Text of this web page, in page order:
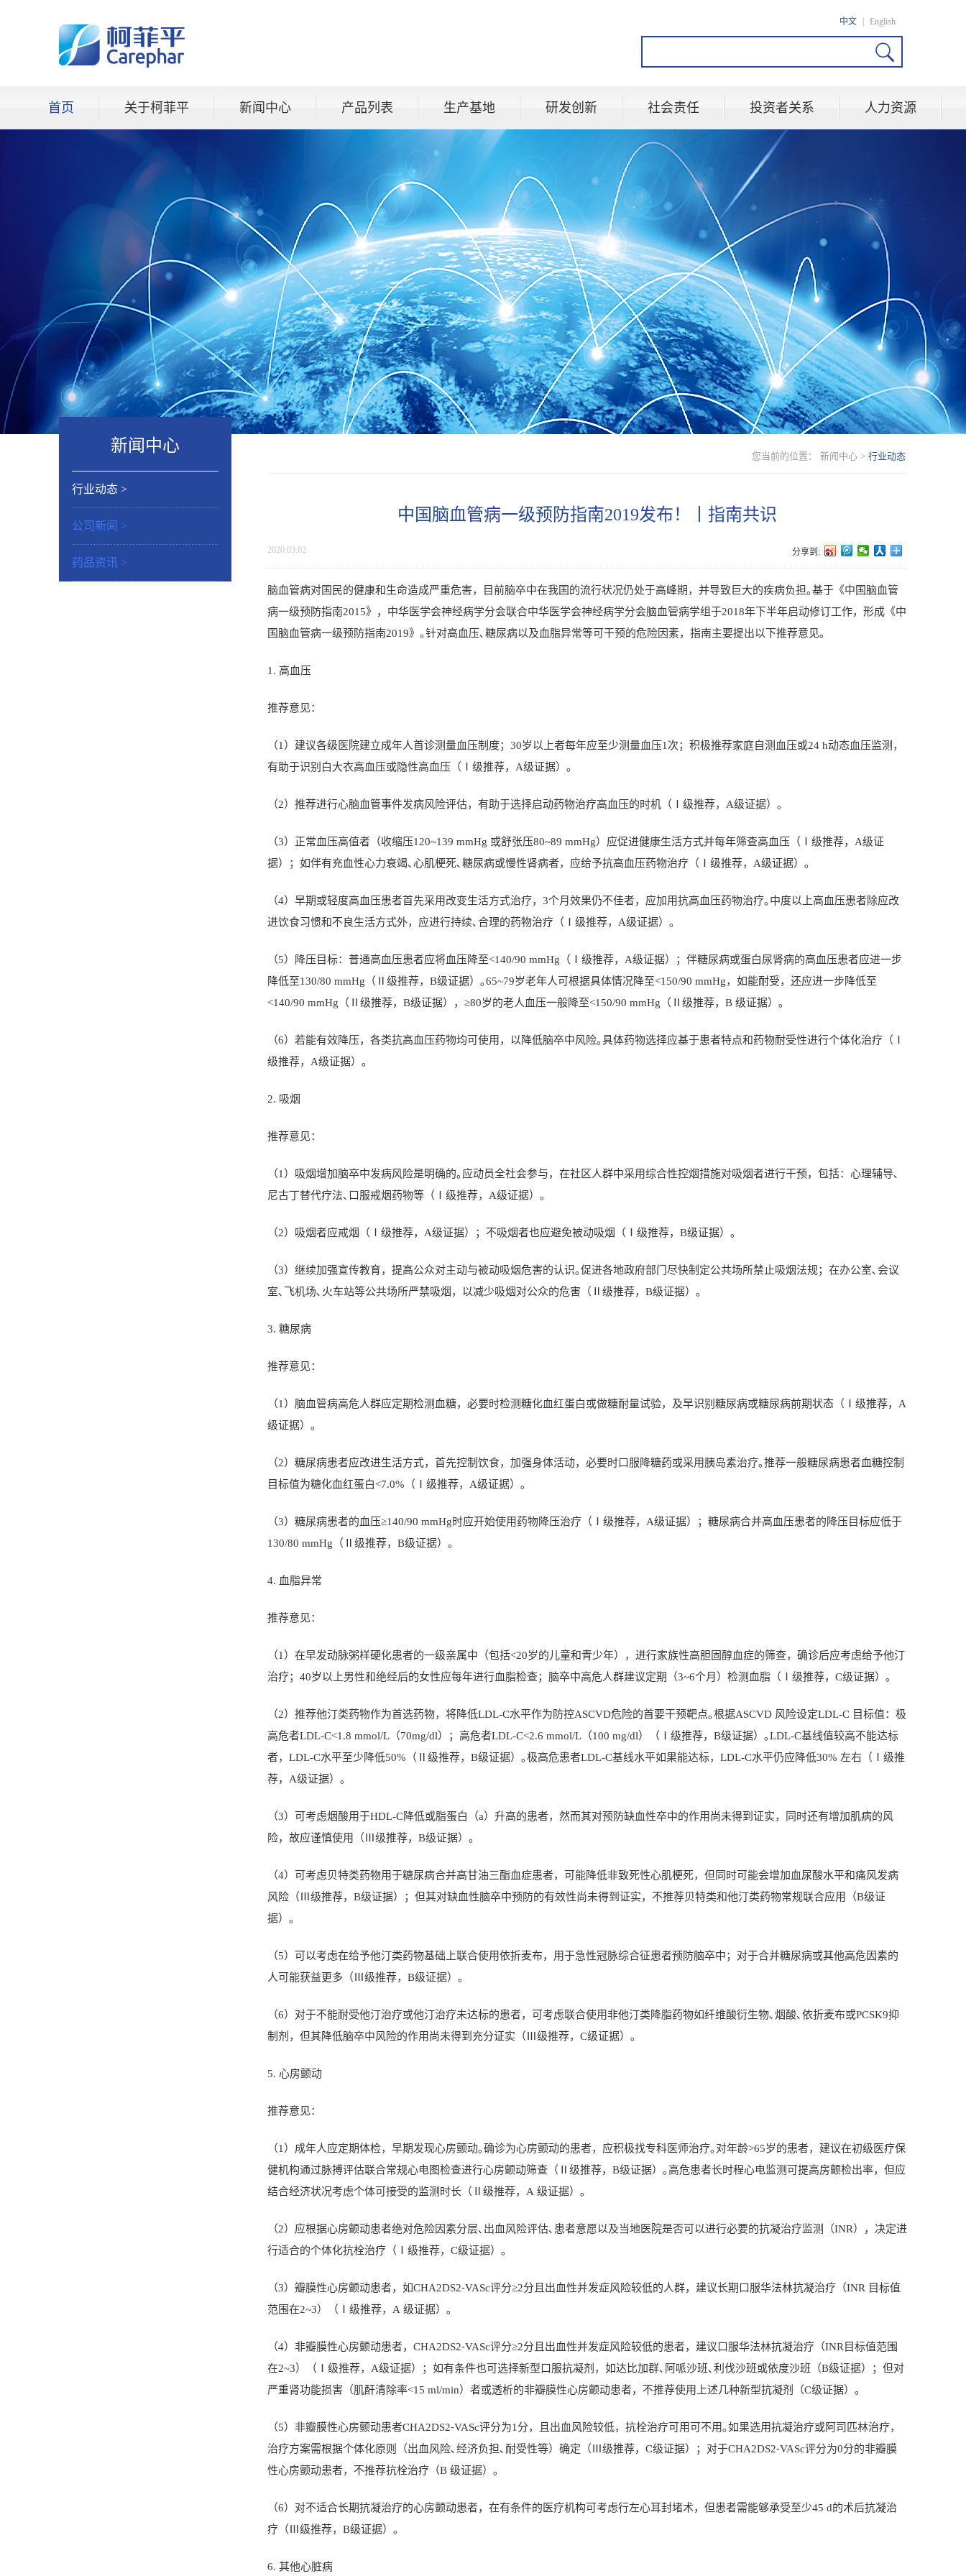
中文 English
首页 关于柯菲平 新闻中心 产品列表 生产基地 研发创新 社会责任 投资者关系 人力资源
新闻中心
行业动态 >
公司新闻 >
药品资讯 >
您当前的位置： 新闻中心 > 行业动态
中国脑血管病一级预防指南2019发布！丨指南共识
2020.03.02 分享到:
脑血管病对国民的健康和生命造成严重危害，目前脑卒中在我国的流行状况仍处于高峰期，并导致巨大的疾病负担｡基于《中国脑血管
病一级预防指南2015》，中华医学会神经病学分会联合中华医学会神经病学分会脑血管病学组于2018年下半年启动修订工作，形成《中
国脑血管病一级预防指南2019》｡针对高血压､糖尿病以及血脂异常等可干预的危险因素，指南主要提出以下推荐意见｡
1. 高血压
推荐意见：
（1 ）建议各级医院建立成年人首诊测量血压制度； 30岁以上者每年应至少测量血压1 次；积极推荐家庭自测血压或24 h动态血压监测，
有助于识别白大衣高血压或隐性高血压（Ⅰ级推荐， A级证据）｡
（2）推荐进行心脑血管事件发病风险评估，有助于选择启动药物治疗高血压的时机（Ⅰ级推荐， A级证据）｡
（3）正常血压高值者（收缩压120~139 mmHg 或舒张压80~89 mmHg）应促进健康生活方式并每年筛查高血压（Ⅰ级推荐， A级证
据）；如伴有充血性心力衰竭､心肌梗死､糖尿病或慢性肾病者，应给予抗高血压药物治疗（Ⅰ级推荐， A级证据）｡
（4）早期或轻度高血压患者首先采用改变生活方式治疗， 3个月效果仍不佳者，应加用抗高血压药物治疗｡中度以上高血压患者除应改
进饮食习惯和不良生活方式外，应进行持续､合理的药物治疗（Ⅰ级推荐， A级证据）｡
（5）降压目标：普通高血压患者应将血压降至<140/90 mmHg （Ⅰ级推荐， A级证据）；伴糖尿病或蛋白尿肾病的高血压患者应进一步
降低至130/80 mmHg （Ⅱ级推荐， B级证据）｡65~79岁老年人可根据具体情况降至<150/90 mmHg，如能耐受，还应进一步降低至
<140/90 mmHg （Ⅱ级推荐， B级证据），≥80岁的老人血压一般降至<150/90 mmHg （Ⅱ级推荐， B 级证据）｡
（6）若能有效降压，各类抗高血压药物均可使用，以降低脑卒中风险｡具体药物选择应基于患者特点和药物耐受性进行个体化治疗（Ⅰ
级推荐， A级证据）｡
2. 吸烟
推荐意见：
（1 ）吸烟增加脑卒中发病风险是明确的｡应动员全社会参与，在社区人群中采用综合性控烟措施对吸烟者进行干预，包括：心理辅导､
尼古丁替代疗法､口服戒烟药物等（Ⅰ级推荐， A级证据）｡
（2）吸烟者应戒烟（Ⅰ级推荐， A级证据）；不吸烟者也应避免被动吸烟（Ⅰ级推荐， B级证据）｡
（3）继续加强宣传教育，提高公众对主动与被动吸烟危害的认识｡促进各地政府部门尽快制定公共场所禁止吸烟法规；在办公室､会议
室､飞机场､火车站等公共场所严禁吸烟，以减少吸烟对公众的危害（Ⅱ级推荐， B级证据）｡
3. 糖尿病
推荐意见：
（1 ）脑血管病高危人群应定期检测血糖，必要时检测糖化血红蛋白或做糖耐量试验，及早识别糖尿病或糖尿病前期状态（Ⅰ级推荐， A
级证据）｡
（2）糖尿病患者应改进生活方式，首先控制饮食，加强身体活动，必要时口服降糖药或采用胰岛素治疗｡推荐一般糖尿病患者血糖控制
目标值为糖化血红蛋白<7.0% （Ⅰ级推荐， A级证据）｡
（3）糖尿病患者的血压≥140/90 mmHg时应开始使用药物降压治疗（Ⅰ级推荐， A级证据）；糖尿病合并高血压患者的降压目标应低于
130/80 mmHg （Ⅱ级推荐， B级证据）｡
4. 血脂异常
推荐意见：
（1 ）在早发动脉粥样硬化患者的一级亲属中（包括<20岁的儿童和青少年），进行家族性高胆固醇血症的筛查，确诊后应考虑给予他汀
治疗； 40岁以上男性和绝经后的女性应每年进行血脂检查；脑卒中高危人群建议定期（3~6个月）检测血脂（Ⅰ级推荐， C级证据）｡
（2）推荐他汀类药物作为首选药物，将降低LDL-C水平作为防控ASCVD危险的首要干预靶点｡根据ASCVD 风险设定LDL-C 目标值：极
高危者LDL-C<1.8 mmol/L （70mg/dl）；高危者LDL-C<2.6 mmol/L （100 mg/dl）（Ⅰ级推荐， B级证据）｡LDL-C基线值较高不能达标
者， LDL-C水平至少降低50% （Ⅱ级推荐， B级证据）｡极高危患者LDL-C基线水平如果能达标， LDL-C水平仍应降低30% 左右（Ⅰ级推
荐， A级证据）｡
（3）可考虑烟酸用于HDL-C降低或脂蛋白（a）升高的患者，然而其对预防缺血性卒中的作用尚未得到证实，同时还有增加肌病的风
险，故应谨慎使用（Ⅲ级推荐， B级证据）｡
（4）可考虑贝特类药物用于糖尿病合并高甘油三酯血症患者，可能降低非致死性心肌梗死，但同时可能会增加血尿酸水平和痛风发病
风险（Ⅲ级推荐， B级证据）；但其对缺血性脑卒中预防的有效性尚未得到证实，不推荐贝特类和他汀类药物常规联合应用（B级证
据）｡
（5）可以考虑在给予他汀类药物基础上联合使用依折麦布，用于急性冠脉综合征患者预防脑卒中；对于合并糖尿病或其他高危因素的
人可能获益更多（Ⅲ级推荐， B级证据）｡
（6）对于不能耐受他汀治疗或他汀治疗未达标的患者，可考虑联合使用非他汀类降脂药物如纤维酸衍生物､烟酸､依折麦布或PCSK9抑
制剂，但其降低脑卒中风险的作用尚未得到充分证实（Ⅲ级推荐， C级证据）｡
5. 心房颤动
推荐意见：
（1 ）成年人应定期体检，早期发现心房颤动｡确诊为心房颤动的患者，应积极找专科医师治疗｡对年龄>65岁的患者，建议在初级医疗保
健机构通过脉搏评估联合常规心电图检查进行心房颤动筛查（Ⅱ级推荐， B级证据）｡高危患者长时程心电监测可提高房颤检出率，但应
结合经济状况考虑个体可接受的监测时长（Ⅱ级推荐， A 级证据）｡
（2）应根据心房颤动患者绝对危险因素分层､出血风险评估､患者意愿以及当地医院是否可以进行必要的抗凝治疗监测（INR），决定进
行适合的个体化抗栓治疗（Ⅰ级推荐， C级证据）｡
（3）瓣膜性心房颤动患者，如CHA2DS2⁃VASc评分≥2分且出血性并发症风险较低的人群，建议长期口服华法林抗凝治疗（INR 目标值
范围在2~3）（Ⅰ级推荐， A 级证据）｡
（4）非瓣膜性心房颤动患者， CHA2DS2⁃VASc评分≥2分且出血性并发症风险较低的患者，建议口服华法林抗凝治疗（INR 目标值范围
在2~3）（Ⅰ级推荐， A级证据）；如有条件也可选择新型口服抗凝剂，如达比加群､阿哌沙班､利伐沙班或依度沙班（B级证据）；但对
严重肾功能损害（肌酐清除率<15 ml/min）者或透析的非瓣膜性心房颤动患者，不推荐使用上述几种新型抗凝剂（C级证据）｡
（5）非瓣膜性心房颤动患者CHA2DS2⁃VASc评分为1 分，且出血风险较低，抗栓治疗可用可不用｡如果选用抗凝治疗或阿司匹林治疗，
治疗方案需根据个体化原则（出血风险､经济负担､耐受性等）确定（Ⅲ级推荐， C级证据）；对于CHA2DS2⁃VASc评分为0分的非瓣膜
性心房颤动患者，不推荐抗栓治疗（B 级证据）｡
（6）对不适合长期抗凝治疗的心房颤动患者，在有条件的医疗机构可考虑行左心耳封堵术，但患者需能够承受至少45 d的术后抗凝治
疗（Ⅲ级推荐， B级证据）｡
6. 其他心脏病